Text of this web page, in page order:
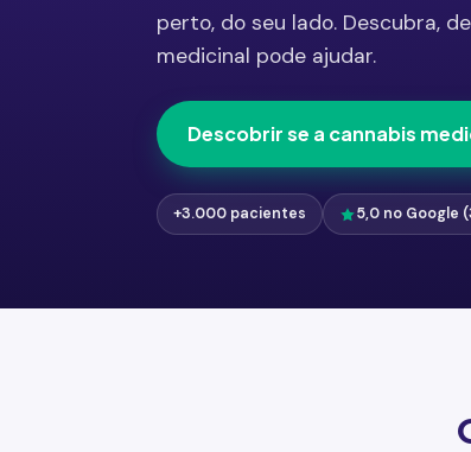
perto, do seu lado. Descubra,
medicinal pode ajudar.
Descobrir se a cannabis
+3.000 pacientes 5,0 no Google